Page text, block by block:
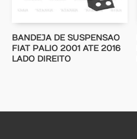
BANDEJA DE SUSPENSAO
FIAT PALIO 2001 ATE 2016
LADO DIREITO